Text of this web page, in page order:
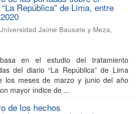
República” de Lima, entre
Jaime Bausate y Meza,
en el estudio del tratamiento
del diario “La República” de Lima
los meses de marzo y junio del año
mayor índice de ...
de los hechos